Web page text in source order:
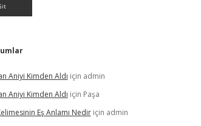
Aniyi Kimden Aldı için admin
Aniyi Kimden Aldı için Paşa
Eş Anlamı Nediriçin admin